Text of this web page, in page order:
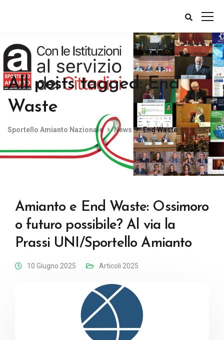
All posts tagged: End
Waste
Sportello Amianto Nazionale News End Waste
Amianto e End Waste: Ossimoro
o futuro possibile? Al via la
Prassi UNI/Sportello Amianto
10 Giugno 2025 Articoli 2025